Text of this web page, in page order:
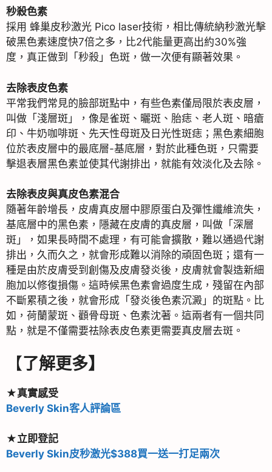
秒殺色素
採用 蜂巢皮秒激光 Pico laser技術，相比傳統納秒激光擊
破黑色素速度快7倍之多，比2代能量更高出約30%強
度，真正做到「秒殺」色斑，做一次便有顯著效果。
去除表皮色素
平常我們常見的臉部斑點中，有些色素僅局限於表皮層，
叫做「淺層斑」，像是雀斑、曬斑、胎痣、老人斑、暗瘡
印、牛奶咖啡斑、先天性母斑及日光性斑痣；黑色素細胞
位於表皮層中的最底層-基底層，對於此種色斑，只需要
擊退表層黑色素並使其代謝排出，就能有效淡化及去除。
去除表皮與真皮色素混合
隨著年齡增長，皮膚真皮層中膠原蛋白及彈性纖維流失，
基底層中的黑色素，隱藏在皮膚的真皮層，叫做「深層
斑」，如果長時間不處理，有可能會擴散，難以通過代謝
排出，久而久之，就會形成難以消除的頑固色斑；還有一
種是由於皮膚受到創傷及皮膚發炎後，皮膚就會製造新細
胞加以修復損傷。這時候黑色素會過度生成，殘留在內部
不斷累積之後，就會形成「發炎後色素沉澱」的斑點。比
如，荷蘭蒙斑、顴骨母斑、色素沈著。這兩者有一個共同
點，就是不僅需要祛除表皮色素更需要真皮層去斑。
【了解更多】
★真實感受
Beverly Skin客人評論區
★立即登記
Beverly Skin皮秒激光$388買一送一打足兩次